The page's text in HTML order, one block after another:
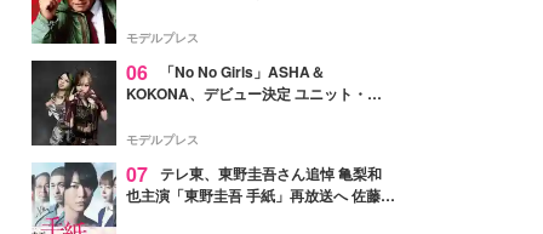
徴する“謎のキーワード”も
モデルプレス
06
「No No Girls」ASHA＆
KOKONA、デビュー決定 ユニット・
リリースへ
モデルプレス
07 テレ東、東野圭吾さん追悼 亀梨和
也主演「東野圭吾 手紙」再放送へ 佐藤隆